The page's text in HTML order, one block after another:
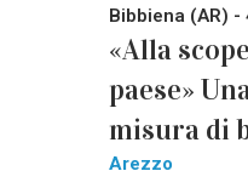
Bibbiena (AR) -
«Alla
paese»
misura di
Arezzo